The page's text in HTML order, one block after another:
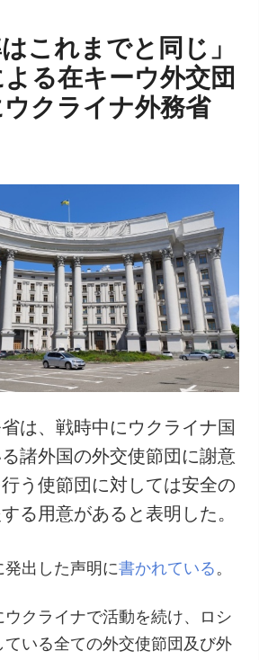
これまでと同じ」
る在キーウ外交団
クライナ外務省
は、戦時中にウクライナ国
諸外国の外交使節団に謝意
う使節団に対しては安全の
る用意があると表明した。
発出した声明に書かれている 。
ウクライナで活動を続け、ロシ
ている全ての外交使節団及び外